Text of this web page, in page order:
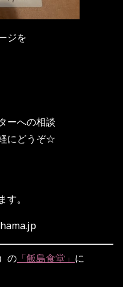
ジを
ーへの相談
にどうぞ☆
。
の 「飯島食堂」 に